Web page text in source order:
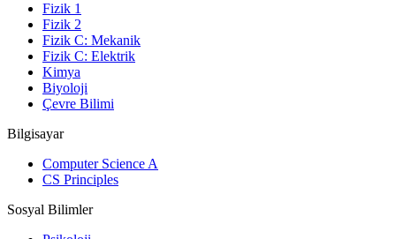
Fizik 1
Fizik 2
Fizik C: Mekanik
Fizik C: Elektrik
Kimya
Biyoloji
Çevre Bilimi
Bilgisayar
Computer Science A
CS Principles
Sosyal Bilimler